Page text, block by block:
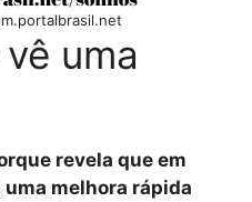
uma
revela que em
melhora rápida